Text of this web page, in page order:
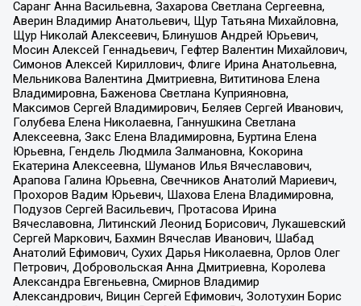
Саранг Анна Васильевна, Захарова Светлана Сергеевна,
Аверин Владимир Анатольевич, Щур Татьяна Михайловна,
Щур Николай Алексеевич, Блинушов Андрей Юрьевич,
Мосин Алексей Геннадьевич, Гефтер Валентин Михайлович,
Симонов Алексей Кириллович, Флиге Ирина Анатольевна,
Мельникова Валентина Дмитриевна, Вититинова Елена
Владимировна, Баженова Светлана Куприяновна,
Максимов Сергей Владимирович, Беляев Сергей Иванович,
Голубева Елена Николаевна, Ганнушкина Светлана
Алексеевна, Закс Елена Владимировна, Буртина Елена
Юрьевна, Гендель Людмила Залмановна, Кокорина
Екатерина Алексеевна, Шуманов Илья Вячеславович,
Арапова Галина Юрьевна, Свечников Анатолий Мариевич,
Прохоров Вадим Юрьевич, Шахова Елена Владимировна,
Подузов Сергей Васильевич, Протасова Ирина
Вячеславовна, Литинский Леонид Борисович, Лукашевский
Сергей Маркович, Бахмин Вячеслав Иванович, Шабад
Анатолий Ефимович, Сухих Дарья Николаевна, Орлов Олег
Петрович, Добровольская Анна Дмитриевна, Королева
Александра Евгеньевна, Смирнов Владимир
Александрович, Вицин Сергей Ефимович, Золотухин Борис